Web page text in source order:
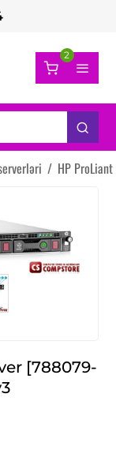
2
/ HP
[788079-